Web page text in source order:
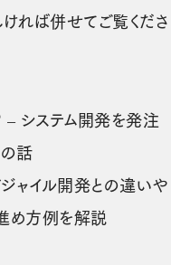
ければ併せてご覧くださ
– システム開発を発注
話（新しいタブで開き
ジャイル開発との違いや
進め方例を解説